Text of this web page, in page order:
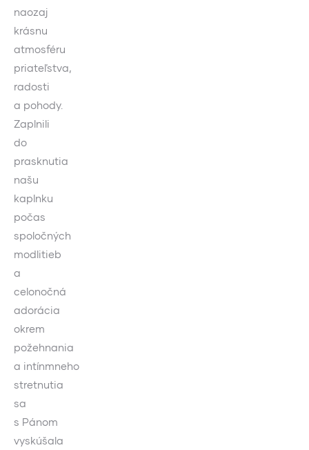
naozaj
krásnu
atmosféru
priateľstva,
radosti
a pohody.
Zaplnili
do
prasknutia
našu
kaplnku
počas
spoločných
modlitieb
a
celonočná
adorácia
okrem
požehnania
a intínmneho
stretnutia
sa
s Pánom
vyskúšala